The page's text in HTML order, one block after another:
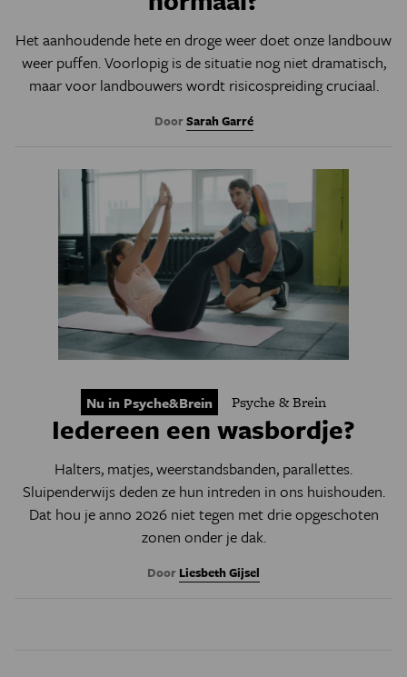
Het aanhoudende hete en droge weer doet onze landbouw
weer puffen. Voorlopig is de situatie nog niet dramatisch,
maar voor landbouwers wordt risicospreiding cruciaal.
DoorSarah Garré
Nu in Psyche&Brein Psyche & Brein
Iedereen een wasbordje?
Halters, matjes, weerstandsbanden, parallettes.
Sluipenderwijs deden ze hun intreden in ons huishouden.
Dat hou je anno 2026 niet tegen met drie opgeschoten
zonen onder je dak.
Door Liesbeth Gijsel